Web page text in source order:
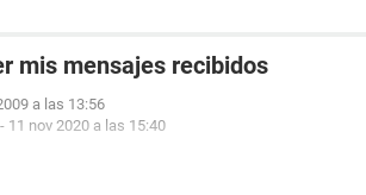
mis mensajes recibidos
a las 13:56
- 11 nov 2020 a las 15:40